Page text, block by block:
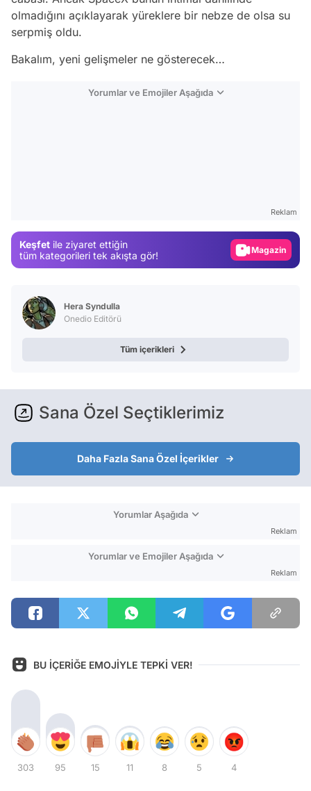
olmadığını açıklayarak yüreklere bir nebze de olsa su
serpmiş oldu.
Bakalım, yeni gelişmeler ne gösterecek…
Yorumlar ve Emojiler Aşağıda
Reklam
Keşfet ile ziyaret ettiğin
tüm kategorileri tek akışta gör!
Magazin
Hera Syndulla
Onedio Editörü
Tüm içerikleri
Sana Özel Seçtiklerimiz
Daha Fazla Sana Özel İçerikler
Yorumlar Aşağıda
Reklam
Yorumlar ve Emojiler Aşağıda
Reklam
BU İÇERİĞE EMOJİYLE TEPKİ VER!
303 95 15 11 8 5 4